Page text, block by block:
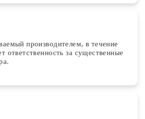
производителем, в течение
ответственность за существенные